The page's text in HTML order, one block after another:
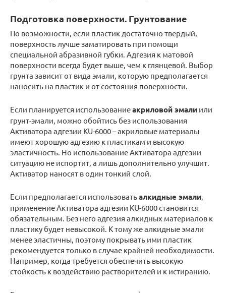
Подготовка поверхности. Грунтование
По возможности, если пластик достаточно твердый,
поверхность лучше заматировать при помощи
специальной абразивной губки. Адгезия к матовой
поверхности всегда будет выше, чем к глянцевой. Выбор
грунта зависит от вида эмали, которую предполагается
наносить на пластик и от состояния поверхности.
Если планируется использованиеакриловой эмали или
грунт-эмали, можно обойтись без использования
Активатора адгезии KU-6000 – акриловые материалы
имеют хорошую адгезию к пластикам и высокую
эластичность. Но использование Активатора адгезии
ситуацию не испортит, а лишь дополнительно улучшит.
Активатор наносят в один тонкий слой.
Если предполагается использоватьалкидные эмали
применение Активатора адгезии KU-6000 становится
обязательным. Без него адгезия алкидных материалов к
пластику будет невысокой. К тому же алкидные эмали
менее эластичны, поэтому покрывать ими пластик
рекомендуется только в случае крайней необходимости.
Например, когда требуется обеспечить высокую
стойкость к воздействию растворителей и к истиранию.